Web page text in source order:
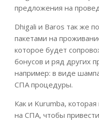
предложения на
Dhigali и Baros так же
пакетами на
которое будет
бонусов и ряд других
например: в виде
СПА процедуры.
Как и Kurumba,
на СПА, чтобы